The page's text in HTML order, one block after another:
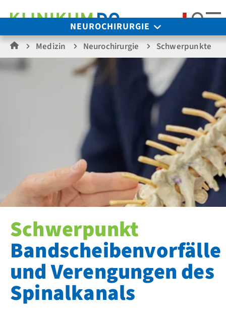
NEUROCHIRURGIE
Medizin Neurochirurgie Schwerpunkte
Schwerpunkt
Bandscheibenvorfälle
und Verengungen des
Spinalkanals